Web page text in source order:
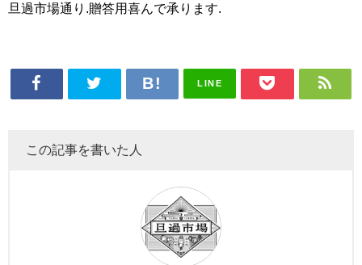
旦過市場通り.贈答用喜んで承ります.
LINE
この記事を書いた人